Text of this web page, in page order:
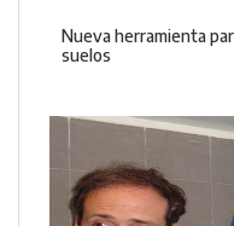
Nueva herramienta
suelos